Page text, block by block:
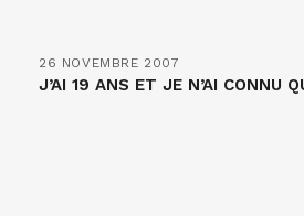
26 NOVEMBRE 2007
J’AI 19 ANS ET JE N’AI CONNU